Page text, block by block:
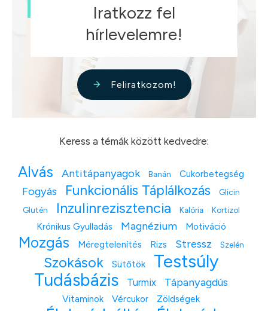
Iratkozz fel
hírlevelemre!
Feliratkozom!
Keress a témák között kedvedre:
Alvás Antitápanyagok Banán Cukorbetegség
Fogyás Funkcionális Táplálkozás
Glicin
Glutén
Inzulinrezisztencia Kalória Kortizol
Krónikus Gyulladás Magnézium Motiváció
Mozgás Méregtelenítés Rizs Stressz Szelén
Szokások Sütőtök Testsúly
Tudásbázis Turmix Tápanyagdús
Vitaminok Vércukor Zöldségek